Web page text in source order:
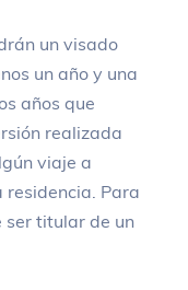
un visado
un año y una
años que
realizada
viaje a
residencia. Para
ser titular de un